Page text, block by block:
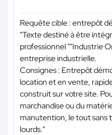
Requête cible : entrepôt
"Texte destiné à être
professionnel ""Industrie
entreprise industrielle.
Consignes : Entrepôt
location et en vente,
construit sur votre site.
marchandise ou du
manutention, le tout sans
lourds."